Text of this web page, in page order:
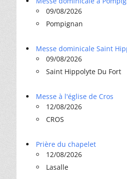
09/08/2026
Pompignan
Messe dominicale Saint
09/08/2026
Saint Hippolyte Du Fort
Messe à l'église de Cros
12/08/2026
CROS
Prière du chapelet
12/08/2026
Lasalle